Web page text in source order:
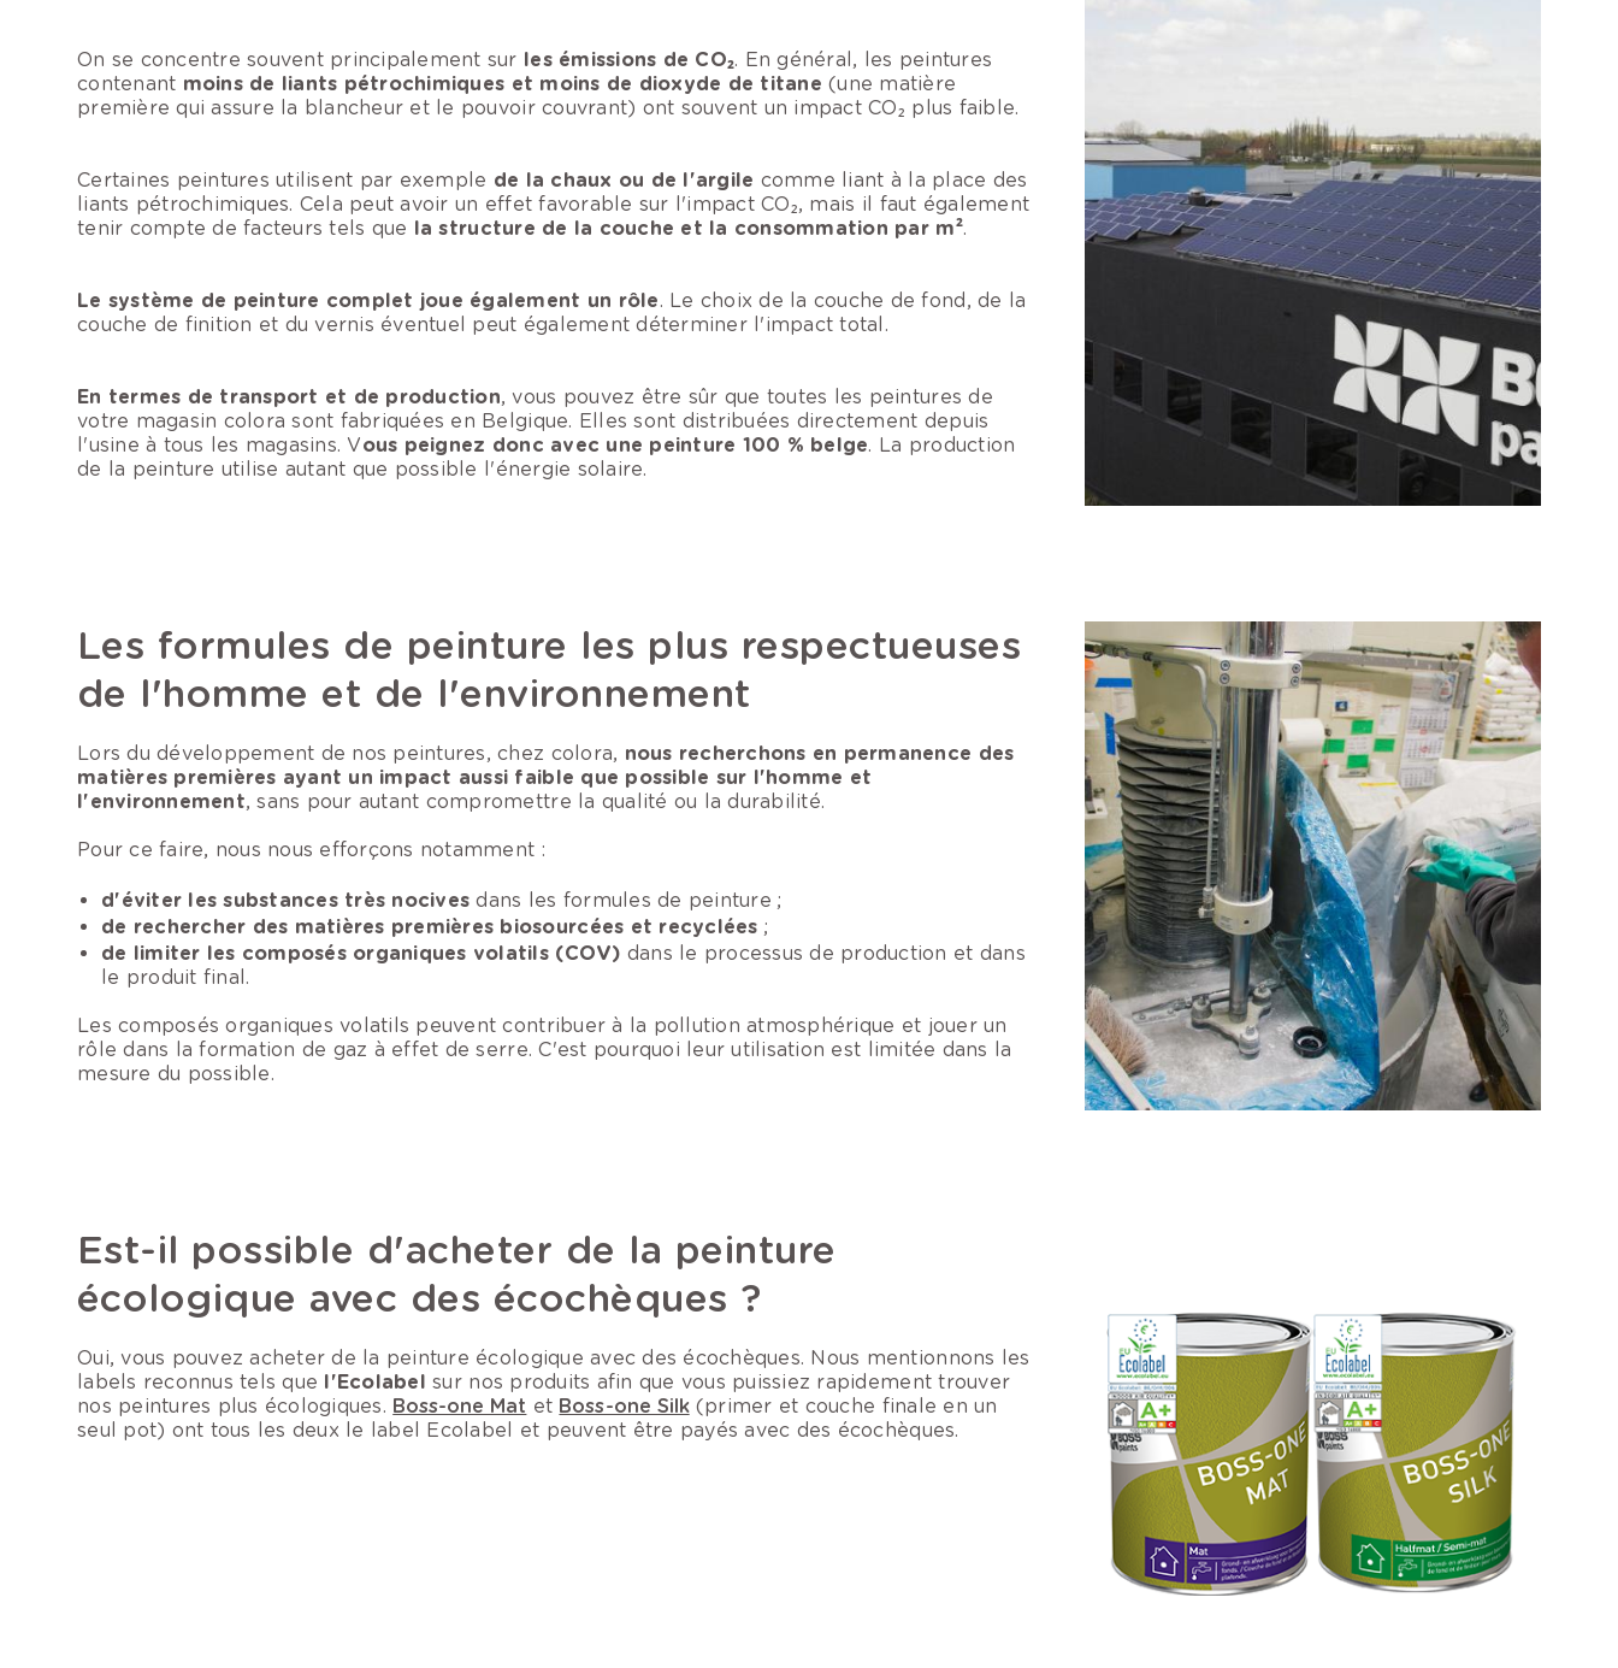
On se concentre souvent principalement sur les émissions de CO₂. En général, les peintures
contenant moins de liants pétrochimiques et moins de dioxyde de titane (une matière
première qui assure la blancheur et le pouvoir couvrant) ont souvent un impact CO₂ plus faible.
Certaines peintures utilisent par exemple de la chaux ou de l'argile comme liant à la place des
liants pétrochimiques. Cela peut avoir un effet favorable sur l'impact CO₂, mais il faut également
tenir compte de facteurs tels que la structure de la couche et la consommation par m².
Le système de peinture complet joue également un rôle. Le choix de la couche de fond, de la
couche de finition et du vernis éventuel peut également déterminer l'impact total.
En termes de transport et de production, vous pouvez être sûr que toutes les peintures de
votre magasin colora sont fabriquées en Belgique. Elles sont distribuées directement depuis
l'usine à tous les magasins. Vous peignez donc avec une peinture 100 % belge. La production
de la peinture utilise autant que possible l'énergie solaire.
Les formules de peinture les plus respectueuses
de l'homme et de l'environnement
Lors du développement de nos peintures, chez colora, nous recherchons en permanence des
matières premières ayant un impact aussi faible que possible sur l'homme et
l'environnement, sans pour autant compromettre la qualité ou la durabilité.
Pour ce faire, nous nous efforçons notamment :
d'éviter les substances très nocives dans les formules de peinture ;
de rechercher des matières premières biosourcées et recyclées ;
de limiter les composés organiques volatils (COV) dans le processus de production et dans
le produit final.
Les composés organiques volatils peuvent contribuer à la pollution atmosphérique et jouer un
rôle dans la formation de gaz à effet de serre. C'est pourquoi leur utilisation est limitée dans la
mesure du possible.
Est-il possible d'acheter de la peinture
écologique avec des écochèques ?
Oui, vous pouvez acheter de la peinture écologique avec des écochèques. Nous mentionnons les
labels reconnus tels que l'Ecolabelsur nos produits afin que vous puissiez rapidement trouver
nos peintures plus écologiques. Boss-one Mat et Boss-one Silk(primer et couche finale en un
seul pot) ont tous les deux le label Ecolabel et peuvent être payés avec des écochèques.